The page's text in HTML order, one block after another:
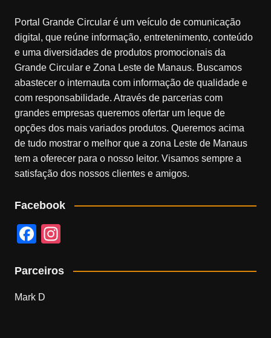
Portal Grande Circular é um veículo de comunicação
digital, que reúne informação, entretenimento, conteúdo
e uma diversidades de produtos promocionais da
Grande Circular e Zona Leste de Manaus. Buscamos
abastecer o internauta com informação de qualidade e
com responsabilidade. Através de parcerias com
grandes empresas queremos ofertar um leque de
opções dos mais variados produtos. Queremos acima
de tudo mostrar o melhor que a zona Leste de Manaus
tem a oferecer para o nosso leitor. Visamos sempre a
satisfação dos nossos clientes e amigos.
Facebook
F
c
e
a
Parceiros
Mark D